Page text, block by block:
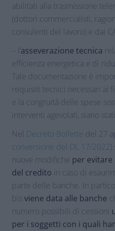
abilitati alla trasmissione
(dottori commercialisti,
consulenti del lavoro) e dai
– l’asseverazione tecnica
efficienza energetica e di
Tale documentazione è
requisiti tecnici necessari ai
e la congruità delle spese
interventi agevolati, siano
Nel Decreto Bollette del 27
conversione del DL 17/2022)
nuove modifiche per evitare
del credito in caso di
parte delle banche. In
bisviene data alle banche
numero possibili di cessioni
per i soggetti con i quali